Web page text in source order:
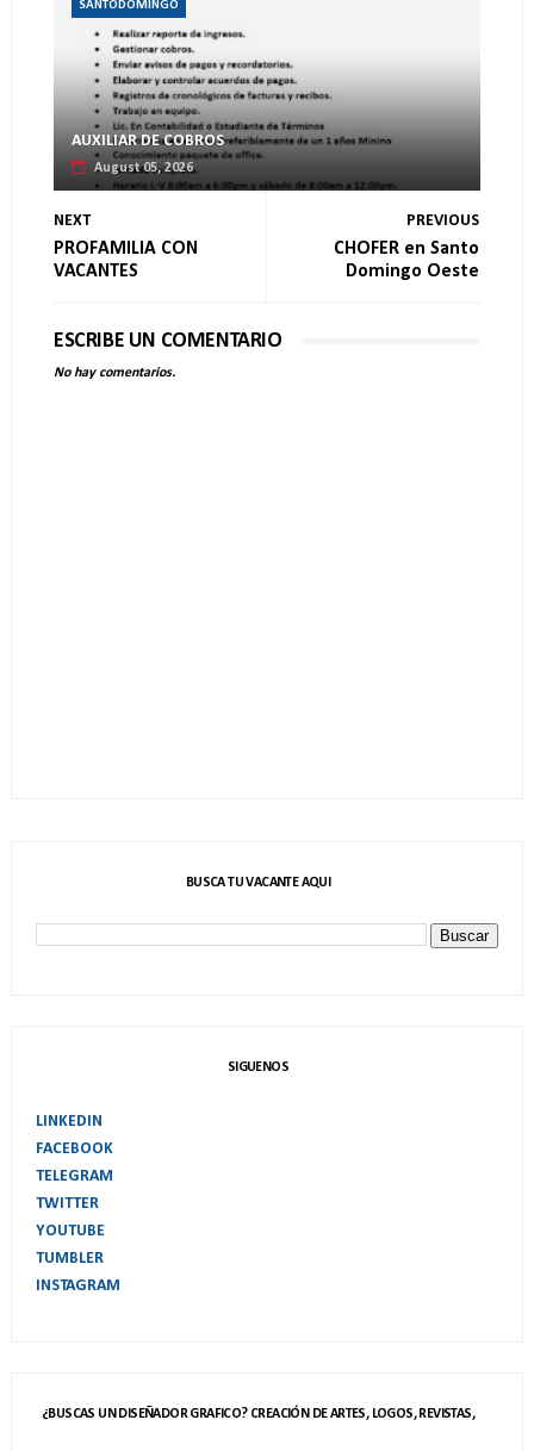
SANTODOMINGO
AUXILIAR DE COBROS
August 05, 2026
NEXT
PROFAMILIA CON
VACANTES
PREVIOUS
CHOFER en Santo
Domingo Oeste
ESCRIBE UN COMENTARIO
No hay comentarios.
BUSCA TU VACANTE AQUI
SIGUENOS
LINKEDIN
FACEBOOK
TELEGRAM
TWITTER
YOUTUBE
TUMBLER
INSTAGRAM
¿BUSCAS UN DISEÑADOR GRAFICO? CREACIÓN DE ARTES, LOGOS, REVISTAS,